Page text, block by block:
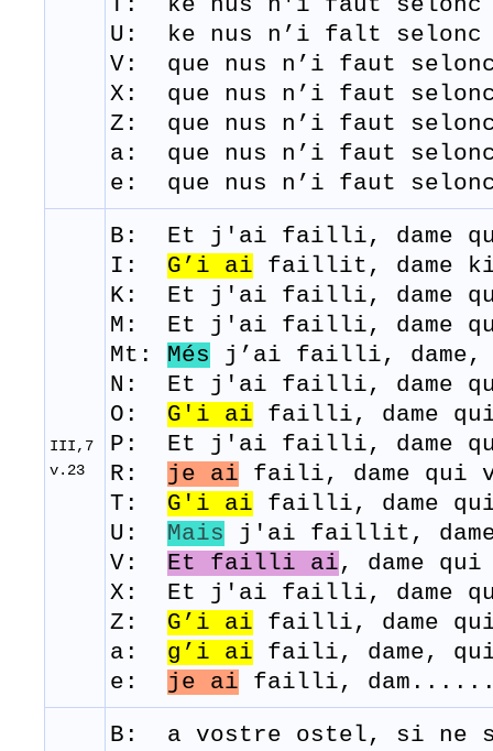
U: ke nus n’i falt selonc
V: que nus n’i faut
X: que nus n’i faut
Z: que nus n’i faut
a: que nus n’i faut
e: que nus n’i faut
III,7
v.23
B: Et j' ai failli, dame
I: G’i ai faillit, dame
K: Et j'ai failli, dame
M: Et j 'ai failli, dame
Mt: Més j’ai failli, dame,
N: Et j'ai failli, dame
O: G'i ai failli, dame
P: Et j'ai failli, dame
R: je ai faili, dame qui
T: G ' i ai failli,
dame
U: Mais j'ai faillit,
V: Et failli ai, dame
X: Et j'ai failli, dame
Z: G’i ai failli, dame
a: g’i ai faili, dame,
e: je ai failli,
B: a vostre ostel, si ne